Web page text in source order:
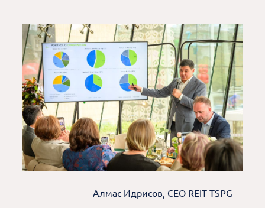
Алмас Идрисов, CEO REIT TSPG